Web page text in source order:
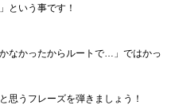
という事です！
なかったからルートで…」ではかっ
思うフレーズを弾きましょう！